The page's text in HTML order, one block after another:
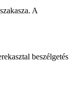
A
beszélgetés